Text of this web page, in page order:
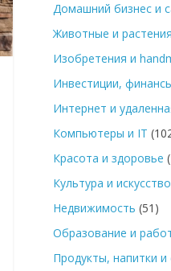
Домашний бизнес и
Животные и растения
Изобретения и
Инвестиции,
Интернет и
Компьютеры и IT
Красота и здоровье
Культура и искусство
Недвижимость (51)
Образование и
Продукты, напитки и